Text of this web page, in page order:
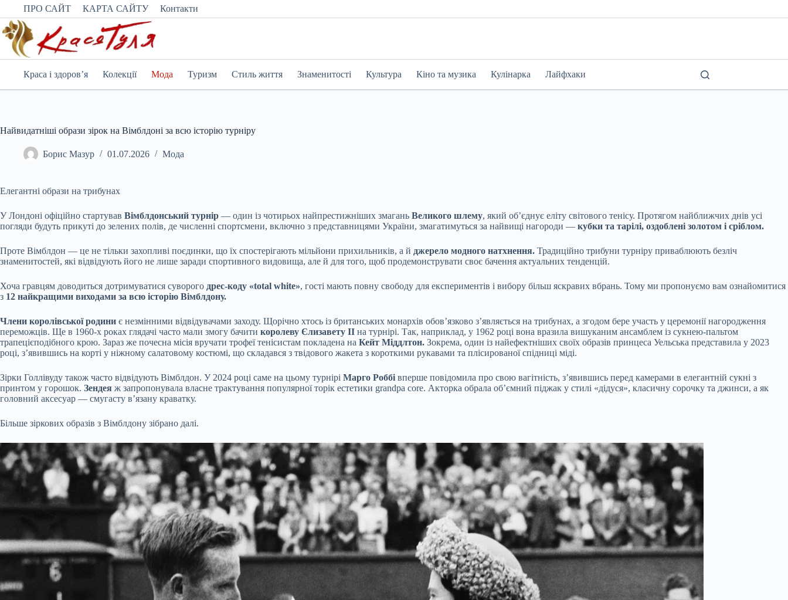
Перейти
вмісту
ПРО САЙТ КАРТА САЙТУ Контакти
Краса і здоров’я Колекції Мода Туризм Стиль життя Знаменитості Культура Кіно та музика Кулінарка Лайфхаки
Найвидатніші образи зірок на Вімблдоні за всю історію турніру
Борис Мазур 01.07.2026 Мода
Елегантні образи на трибунах
У Лондоні офіційно стартував Вімблдонський турнір — один із чотирьох найпрестижніших змагань Великого шлему, який об’єднує еліту світового тенісу. Протягом найближчих днів усі
погляди будуть прикуті до зелених полів, де численні спортсмени, включно з представницями України, змагатимуться за найвищі нагороди — кубки та тарілі, оздоблені золотом і сріблом.
Проте Вімблдон — це не тільки захопливі поєдинки, що їх спостерігають мільйони прихильників, а й джерело модного натхнення. Традиційно трибуни турніру приваблюють безліч
знаменитостей, які відвідують його не лише заради спортивного видовища, але й для того, щоб продемонструвати своє бачення актуальних тенденцій.
Хоча гравцям доводиться дотримуватися суворого дрес-коду «total white», гості мають повну свободу для експериментів і вибору більш яскравих вбрань. Тому ми пропонуємо вам ознайомитися
з 12 найкращими виходами за всю історію Вімблдону.
Члени королівської родини є незмінними відвідувачами заходу. Щорічно хтось із британських монархів обов’язково з’являється на трибунах, а згодом бере участь у церемонії нагородження
переможців. Ще в 1960-х роках глядачі часто мали змогу бачити королеву Єлизавету II на турнірі. Так, наприклад, у 1962 році вона вразила вишуканим ансамблем із сукнею-пальтом
трапецієподібного крою. Зараз же почесна місія вручати трофеї тенісистам покладена на Кейт Міддлтон. Зокрема, один із найефектніших своїх образів принцеса Уельська представила у 2023
році, з’явившись на корті у ніжному салатовому костюмі, що складався з твідового жакета з короткими рукавами та плісированої спідниці міді.
Зірки Голлівуду також часто відвідують Вімблдон. У 2024 році саме на цьому турнірі Марго Роббі вперше повідомила про свою вагітність, з’явившись перед камерами в елегантній сукні з
принтом у горошок. Зендея ж запропонувала власне трактування популярної торік естетики grandpa core. Акторка обрала об’ємний піджак у стилі «дідуся», класичну сорочку та джинси, а як
головний аксесуар — смугасту в’язану краватку.
Більше зіркових образів з Вімблдону зібрано далі.